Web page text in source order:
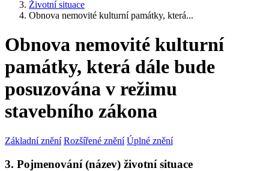
Životní situace
Obnova nemovité kulturní památky, která...
Obnova nemovité kulturní
památky, která dále bude
posuzována v režimu
stavebního zákona
Základní znění Rozšířené znění Úplné znění
3. Pojmenování (název) životní situace